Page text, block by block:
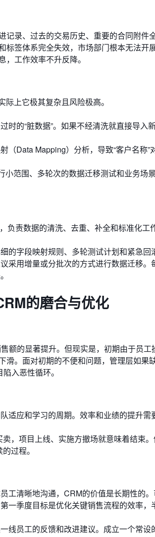
录、过去的交易历史、重要的合同附件
签体系完全失效，市场部门根本无法开
工作效率不升反降。
上它极其复杂且风险极高。
时的“脏数据”。如果不经清洗就直接导入
Data Mapping）分析，导致“客户名称”
小范围、多轮次的数据迁移测试和业务场
负责数据的清洗、去重、补全和标准化工
的字段映射规则、多轮测试计划和紧急回
采用增量或分批次的方式进行数据迁移。
的磨合与优化
额的显著提升。但现实是，初期由于员
。面对初期的不便和问题，管理层如果
入恶性循环。
适应和学习的周期。效率和业绩的提升
，项目上线、实施方撤场就意味着结束
过程。
工清晰地沟通，CRM的价值是长期性的
一季度目标是优化关键销售流程的效率，
线员工的反馈和改进建议。成立一个常